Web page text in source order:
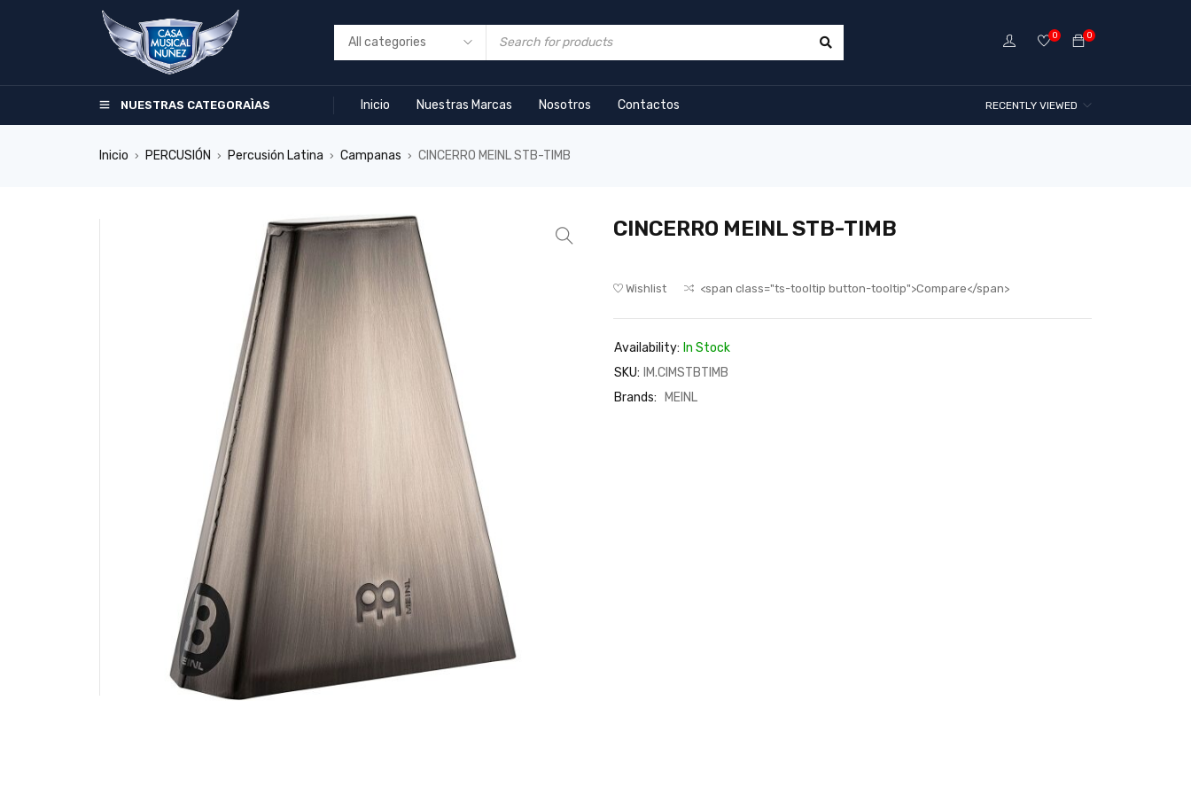
0
0
NUESTRAS CATEGORAÌAS Inicio Nuestras Marcas Nosotros Contactos RECENTLY VIEWED
Inicio › PERCUSIÓN › Percusión Latina › Campanas › CINCERRO MEINL STB-TIMB
CINCERRO MEINL STB-TIMB
Wishlist <span class="ts-tooltip button-tooltip">Compare</span>
Availability: In Stock
SKU: IM.CIMSTBTIMB
Brands:
MEINL